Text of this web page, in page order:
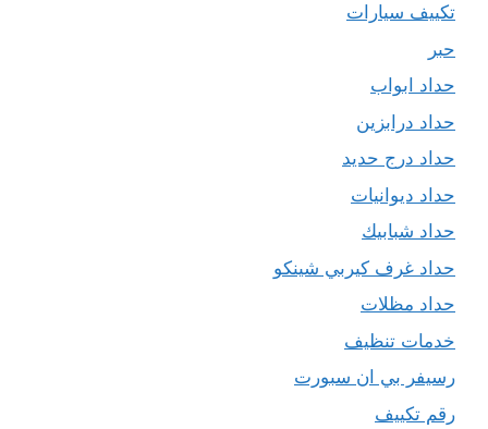
تكييف سيارات
حبر
حداد ابواب
حداد درابزين
حداد درج حديد
حداد ديوانيات
حداد شبابيك
حداد غرف كيربي شينكو
حداد مظلات
خدمات تنظيف
رسيفر بي ان سبورت
رقم تكييف